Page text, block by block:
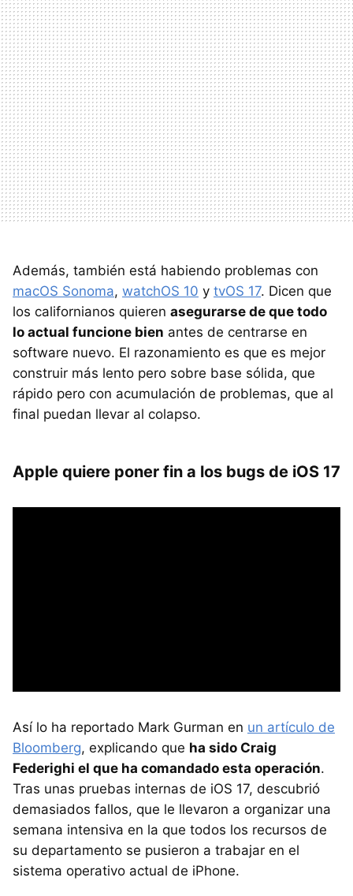
Además, también está habiendo problemas con
macOS Sonoma, watchOS 10 y tvOS 17. Dicen que
los californianos quieren asegurarse de que todo
lo actual funcione bien antes de centrarse en
software nuevo. El razonamiento es que es mejor
construir más lento pero sobre base sólida, que
rápido pero con acumulación de problemas, que al
final puedan llevar al colapso.
Apple quiere poner fin a los bugs de iOS 17
Así lo ha reportado Mark Gurman en un artículo de
Bloomberg, explicando que ha sido Craig
Federighi el que ha comandado esta operación.
Tras unas pruebas internas de iOS 17, descubrió
demasiados fallos, que le llevaron a organizar una
semana intensiva en la que todos los recursos de
su departamento se pusieron a trabajar en el
sistema operativo actual de iPhone.